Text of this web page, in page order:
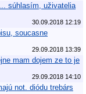
súhlasím, uživatelia
30.09.2018 12:19
soucasne
29.09.2018 13:39
mam dojem ze to je
29.09.2018 14:10
not. diódu trebárs